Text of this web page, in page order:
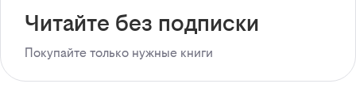
Читайте без подписки
Покупайте только нужные книги